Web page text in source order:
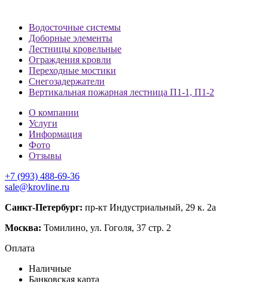
Водосточные системы
Доборные элементы
Лестницы кровельные
Ограждения кровли
Переходные мостики
Снегозадержатели
Вертикальная пожарная лестница П1-1, П1-2
О компании
Услуги
Информация
Фото
Отзывы
+7 (993) 488-69-36
sale@krovline.ru
Санкт-Петербург: пр-кт Индустриальный, 29 к. 2а
Москва: Томилино, ул. Гоголя, 37 стр. 2
Оплата
Наличные
Банковская карта